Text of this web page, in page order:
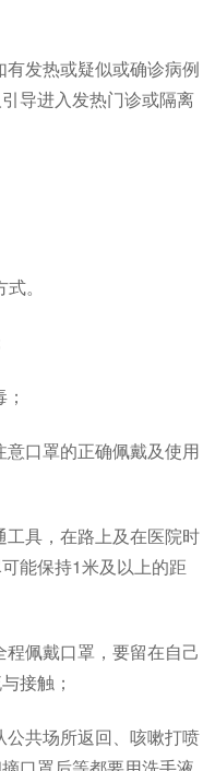
发热或疑似或确诊病例
导进入发热门诊或隔离
。
口罩的正确佩戴及使用
具，在路上及在医院时
能保持1米及以上的距
佩戴口罩，要留在自己
接触；
共场所返回、咳嗽打喷